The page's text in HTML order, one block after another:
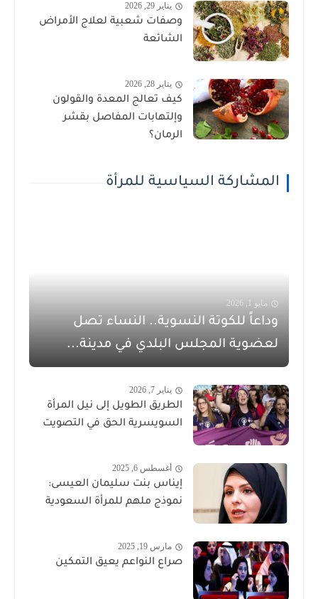
يناير 29, 2026
وصفات شعبية لعلاج الأمراض
الشائعة
يناير 28, 2026
كيف تعالج المعدة والقولون
وإلتهابات المفاصل بقشر
الرمان؟
المشاركة السياسية للمرأة
مايو 1, 2026
وداعاً للكوتة النسوية.. النساء تصل
لعضوية المجلس البلدي في مدينة...
يناير 7, 2026
الطريق الطويل إلى نيل المرأة
السويسرية الحق في التصويت
أغسطس 6, 2025
إيناس بنت سليمان العيسى:
نموذج ملهم للمرأة السعودية
مارس 19, 2025
صراع النواعم يعيق التمكين